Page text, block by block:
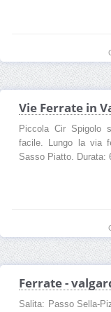
Vie Ferrate in
Piccola Cir Spigolo
facile. Lungo la via
Sasso Piatto. Durata:
Ferrate -
Salita: Passo Sella-